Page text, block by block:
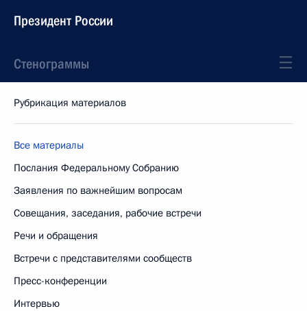
Президент России
Стенограммы
Рубрикация материалов
Все материалы
Послания Федеральному Собранию
Заявления по важнейшим вопросам
Совещания, заседания, рабочие встречи
Речи и обращения
Встречи с представителями сообществ
Пресс-конференции
Интервью